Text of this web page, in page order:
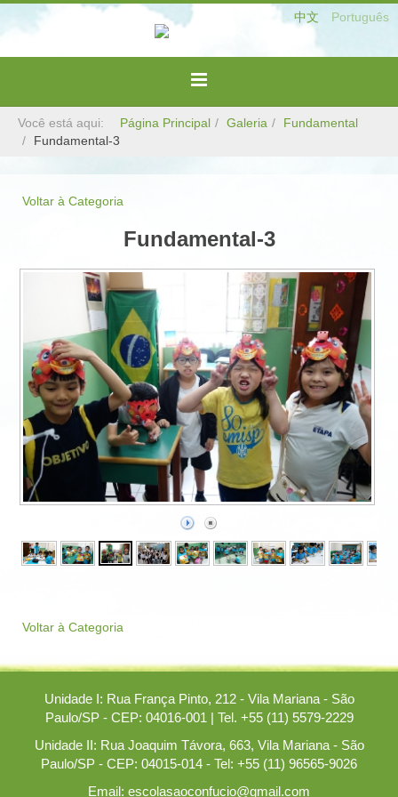
中文 Português
Você está aqui: Página Principal Galeria
Fundamental
Fundamental-3
Voltar à Categoria
Fundamental-3
Voltar à Categoria
Unidade I: Rua França Pinto, 212 - Vila Mariana - São
Paulo/SP - CEP: 04016-001 | Tel. +55 (11) 5579-2229
Unidade II: Rua Joaquim Távora, 663, Vila Mariana - São
Paulo/SP - CEP: 04015-014 - Tel: +55 (11) 96565-9026
Email: escolasaoconfucio@gmail.com